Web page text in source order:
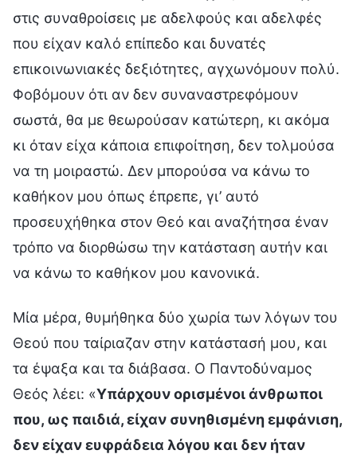
στις συναθροίσεις με αδελφούς και αδελφές
που είχαν καλό επίπεδο και δυνατές
επικοινωνιακές δεξιότητες, αγχωνόμουν πολύ.
Φοβόμουν ότι αν δεν συναναστρεφόμουν
σωστά, θα με θεωρούσαν κατώτερη, κι ακόμα
κι όταν είχα κάποια επιφοίτηση, δεν τολμούσα
να τη μοιραστώ. Δεν μπορούσα να κάνω το
καθήκον μου όπως έπρεπε, γι’ αυτό
προσευχήθηκα στον Θεό και αναζήτησα έναν
τρόπο να διορθώσω την κατάσταση αυτήν και
να κάνω το καθήκον μου κανονικά.
Μία μέρα, θυμήθηκα δύο χωρία των λόγων του
Θεού που ταίριαζαν στην κατάστασή μου, και
τα έψαξα και τα διάβασα. Ο Παντοδύναμος
Θεός λέει: «Υπάρχουν ορισμένοι άνθρωποι
που, ως παιδιά, είχαν συνηθισμένη εμφάνιση,
δεν είχαν ευφράδεια λόγου και δεν ήταν